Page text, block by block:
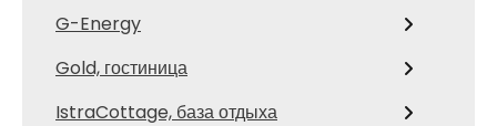
G-Energy
Gold, гостиница
IstraCottage, база отдыха